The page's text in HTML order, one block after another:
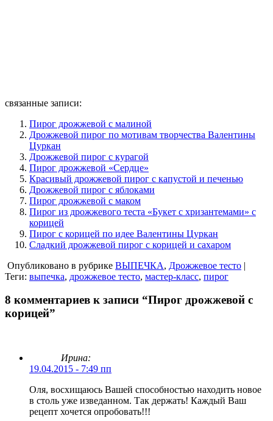
связанные записи:
Пирог дрожжевой с малиной
Дрожжевой пирог по мотивам творчества Валентины
Цуркан
Дрожжевой пирог с курагой
Пирог дрожжевой «Сердце»
Красивый дрожжевой пирог с капустой и печенью
Дрожжевой пирог с яблоками
Пирог дрожжевой с маком
Пирог из дрожжевого теста «Букет с хризантемами» с
корицей
Пирог с корицей по идее Валентины Цуркан
Сладкий дрожжевой пирог с корицей и сахаром
Опубликовано в рубрике ВЫПЕЧКА, Дрожжевое тесто |
Теги: выпечка, дрожжевое тесто, мастер-класс, пирог
8 комментариев к записи “Пирог дрожжевой с
корицей”
Ирина:
19.04.2015 - 7:49 пп
Оля, восхищаюсь Вашей способностью находить новое
в столь уже изведанном. Так держать! Каждый Ваш
рецепт хочется опробовать!!!